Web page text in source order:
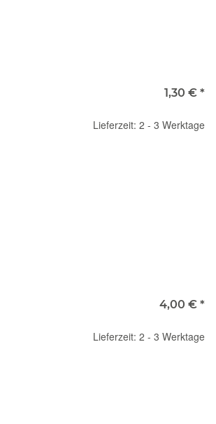
1,30 € *
Lieferzeit: 2 - 3 Werktage
4,00 € *
Lieferzeit: 2 - 3 Werktage